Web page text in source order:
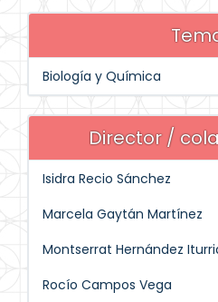
Biología y Química
Director /
Isidra Recio Sánchez
Marcela Gaytán Martínez
Montserrat Hernández
Rocío Campos Vega